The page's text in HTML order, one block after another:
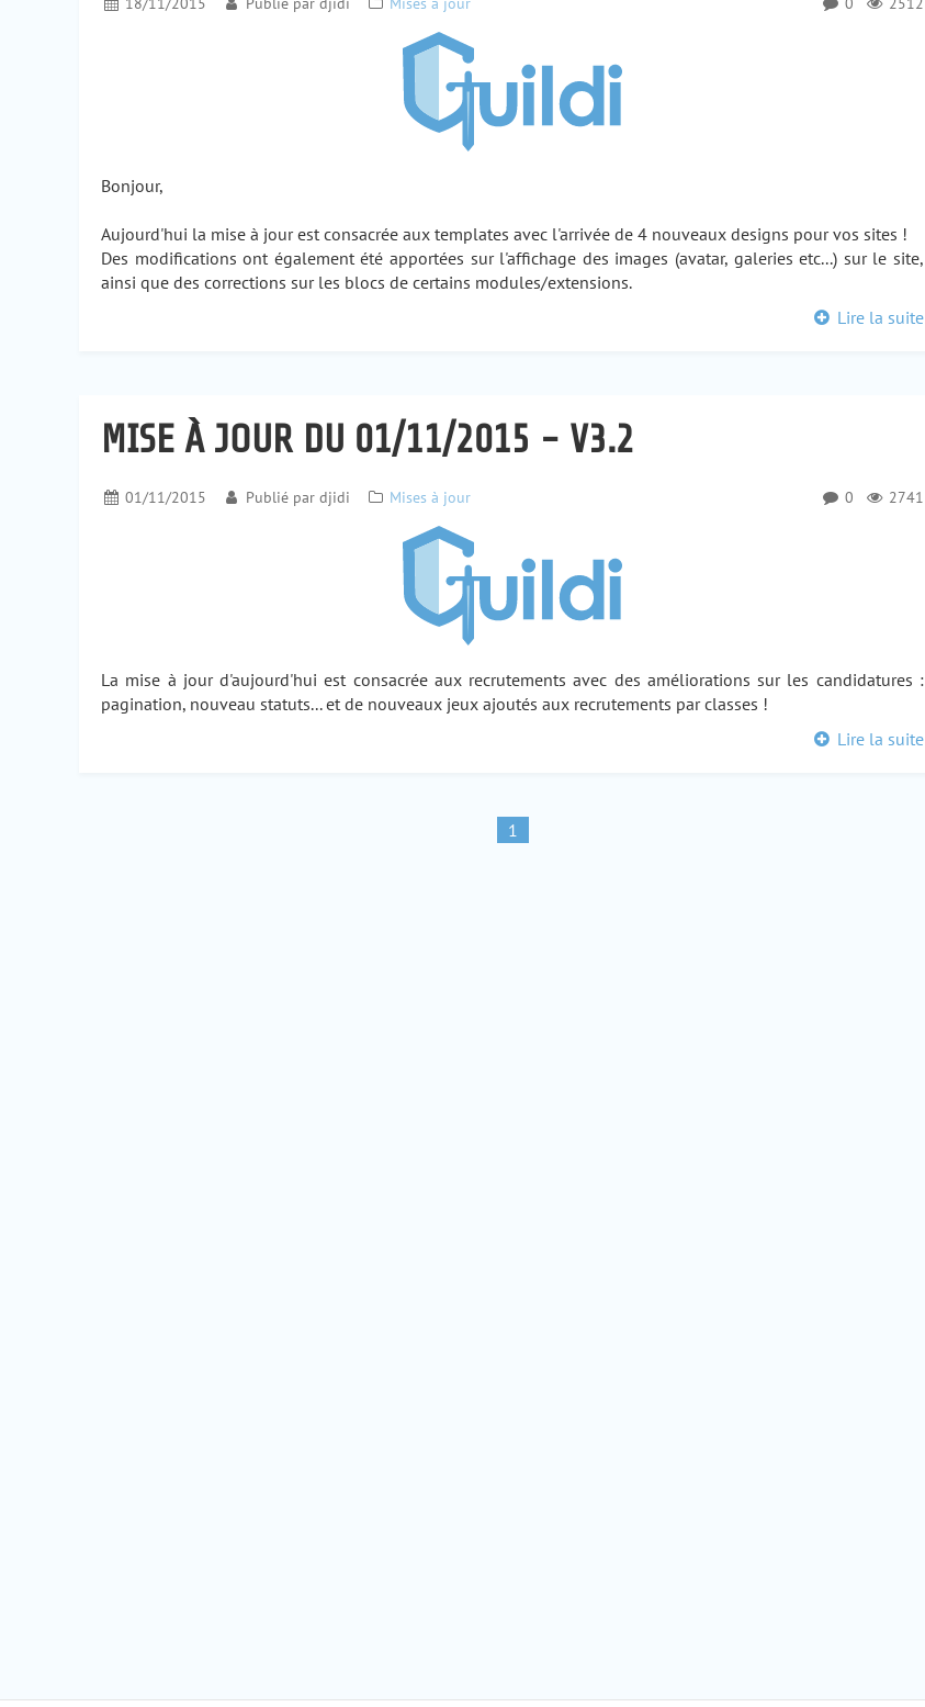
Bonjour,
Aujourd'hui la mise à jour est consacrée aux templates avec l'arrivée de 4 nouveaux designs pour vos sites !
Des modifications ont également été apportées sur l'affichage des images (avatar, galeries etc...) sur le site,
ainsi que des corrections sur les blocs de certains modules/extensions.
Lire la suite
MISE À JOUR DU 01/11/2015 - V3.2
01/11/2015 Publié par djidi Mises à jour 2741
0
La mise à jour d'aujourd'hui est consacrée aux recrutements avec des améliorations sur les candidatures :
pagination, nouveau statuts... et de nouveaux jeux ajoutés aux recrutements par classes !
Lire la suite
1